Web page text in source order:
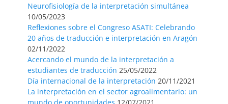
Neurofisiología de la interpretación simultánea
10/05/2023
Reflexiones sobre el Congreso ASATI: Celebrando
20 años de traducción e interpretación en Aragón
02/11/2022
Acercando el mundo de la interpretación a
estudiantes de traducción 25/05/2022
Día internacional de la interpretación 20/11/2021
La interpretación en el sector agroalimentario: un